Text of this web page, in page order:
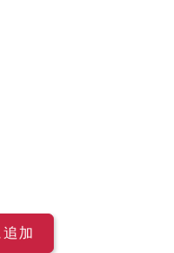
加